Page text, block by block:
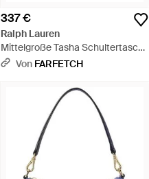
337 €
Ralph Lauren
Mittelgroße Tasha Schultertasche
Mit D-Ring - Braun
Von FARFETCH